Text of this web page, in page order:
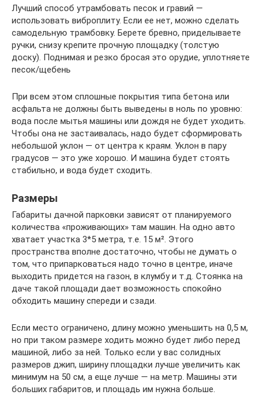
Лучший способ утрамбовать песок и гравий —
использовать виброплиту. Если ее нет, можно сделать
самодельную трамбовку. Берете бревно, приделываете
ручки, снизу крепите прочную площадку (толстую
доску). Поднимая и резко бросая это орудие, уплотняете
песок/щебень
При всем этом сплошные покрытия типа бетона или
асфальта не должны быть выведены в ноль по уровню:
вода после мытья машины или дождя не будет уходить.
Чтобы она не застаивалась, надо будет сформировать
небольшой уклон — от центра к краям. Уклон в пару
градусов — это уже хорошо. И машина будет стоять
стабильно, и вода будет сходить.
Размеры
Габариты дачной парковки зависят от планируемого
количества «проживающих» там машин. На одно авто
хватает участка 3*5 метра, т.е. 15 м². Этого
пространства вполне достаточно, чтобы не думать о
том, что припарковаться надо точно в центре, иначе
выходить придется на газон, в клумбу и т.д. Стоянка на
даче такой площади дает возможность спокойно
обходить машину спереди и сзади.
Если место ограничено, длину можно уменьшить на 0,5 м,
но при таком размере ходить можно будет либо перед
машиной, либо за ней. Только если у вас солидных
размеров джип, ширину площадки лучше увеличить как
минимум на 50 см, а еще лучше — на метр. Машины эти
больших габаритов, и площадь им нужна больше.